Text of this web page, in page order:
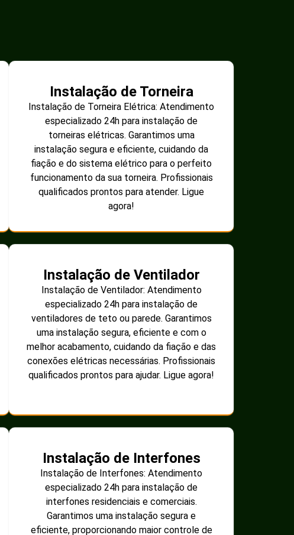
Instalação de Torneira
Instalação de Torneira Elétrica: Atendimento
especializado 24h para instalação de
torneiras elétricas. Garantimos uma
instalação segura e eficiente, cuidando da
fiação e do sistema elétrico para o perfeito
funcionamento da sua torneira. Profissionais
qualificados prontos para atender. Ligue
agora!
Instalação de Ventilador
Instalação de Ventilador: Atendimento
especializado 24h para instalação de
ventiladores de teto ou parede. Garantimos
uma instalação segura, eficiente e com o
melhor acabamento, cuidando da fiação e das
conexões elétricas necessárias. Profissionais
qualificados prontos para ajudar. Ligue agora!
Instalação de Interfones
Instalação de Interfones: Atendimento
especializado 24h para instalação de
interfones residenciais e comerciais.
Garantimos uma instalação segura e
eficiente, proporcionando maior controle de